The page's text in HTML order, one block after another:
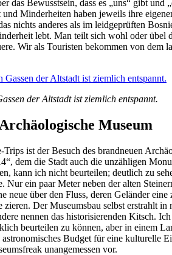
das Bewusstsein, dass es „uns“ gibt und
Minderheiten haben jeweils ihre
nichts anderes als im leidgeprüften
lebt. Man teilt sich wohl oder übel
Wir als Touristen bekommen von dem
der Altstadt ist ziemlich entspannt.
Museum
ist der Besuch des brandneuen
dem die Stadt auch die unzähligen
kann ich nicht beurteilen; deutlich zu
Nur ein paar Meter neben der alten
neue über den Fluss, deren Geländer
zieren. Der Museumsbau selbst erstrahlt
nennen das historisierenden Kitsch.
beurteilen zu können, aber in einem
Budget für eine kulturelle
unangemessen vor.